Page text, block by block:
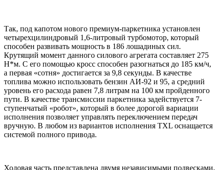
Так, под капотом нового премиум-паркетника установлен
четырехцилиндровый 1,6-литровый турбомотор, который
способен развивать мощность в 186 лошадиных сил.
Крутящий момент данного силового агрегата составляет 275
Н*м. С его помощью кросс способен разогнаться до 185 км/ч,
а первая «сотня» достигается за 9,8 секунды. В качестве
топлива можно использовать бензин АИ-92 и 95, а средний
уровень его расхода равен 7,8 литрам на 100 км пройденного
пути. В качестве трансмиссии паркетника задействуется 7-
ступенчатый «робот», который в более дорогой вариации
исполнения позволяет управлять переключением передач
вручную. В любом из вариантов исполнения TXL оснащается
системой полного привода.
Ходовая часть представлена двумя независимыми подвесками,